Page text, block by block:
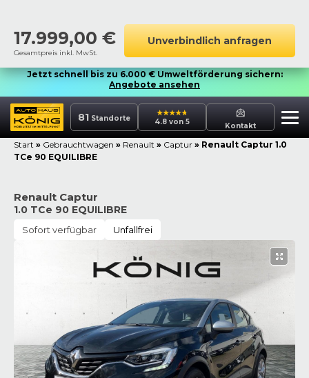
17.999,00 €
Gesamtpreis inkl. MwSt.
Unverbindlich anfragen
Jetzt schnell bis zu 6.000 € Umweltförderung sichern:
Angebote ansehen
81 Standorte 4.8 von 5 Kontakt
Start » Gebrauchtwagen » Renault » Captur » Renault Captur 1.0
TCe 90 EQUILIBRE
Renault Captur
1.0 TCe 90 EQUILIBRE
Sofort verfügbar Unfallfrei